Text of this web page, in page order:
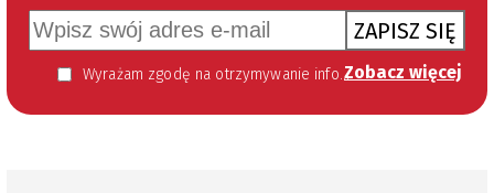
ZAPISZ SIĘ
Wyrażam zgodę na otrzymywanie informacji handlowej kierowanej do mnie za pomocą środków komunikacji elektronicznej w szczególności poczty elektronicznej zgodnie z przepisem art. 10 ust 2 ustawy z dnia 18 lipca 2002 roku o świadczeniu usług drogą elektroniczną (Dz. U. 144 z 2002 r. poz. 1204). Zgoda jest dobrowolna, jednak jej wyrażenie jest konieczne, aby otrzymywać newsletter. Zobacz więcej